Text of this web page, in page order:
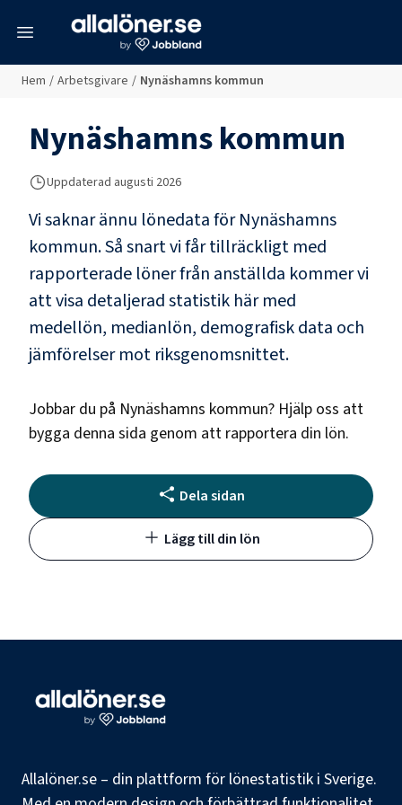
Hem / Arbetsgivare / Nynäshamns kommun
Nynäshamns kommun
Uppdaterad augusti 2026
Vi saknar ännu lönedata förNynäshamns
kommun. Så snart vi får tillräckligt med
rapporterade löner från anställda kommer vi
att visa detaljerad statistik här med
medellön, medianlön, demografisk data och
jämförelser mot riksgenomsnittet.
Jobbar du på Nynäshamns kommun? Hjälp oss att
bygga denna sida genom att rapportera din lön.
Dela sidan
Lägg till din lön
Allalöner.se – din plattform för lönestatistik i Sverige.